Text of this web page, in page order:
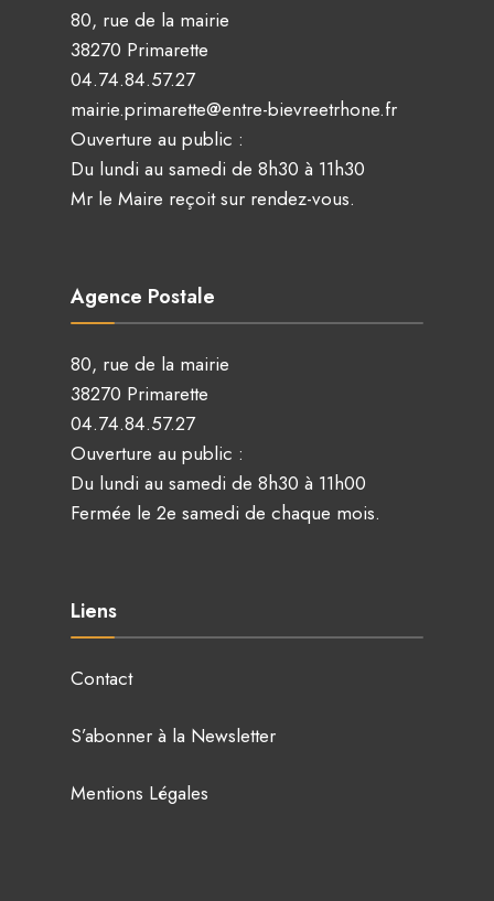
80, rue de la mairie
38270 Primarette
04.74.84.57.27
mairie.primarette@entre-bievreetrhone.fr
Ouverture au public :
Du lundi au samedi de 8h30 à 11h30
Mr le Maire reçoit sur rendez-vous.
Agence Postale
80, rue de la mairie
38270 Primarette
04.74.84.57.27
Ouverture au public :
Du lundi au samedi de 8h30 à 11h00
Fermée le 2e samedi de chaque mois.
Liens
Contact
S’abonner à la Newsletter
Mentions Légales